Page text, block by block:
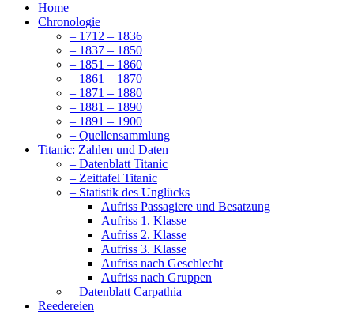
Home
Chronologie
– 1712 – 1836
– 1837 – 1850
– 1851 – 1860
– 1861 – 1870
– 1871 – 1880
– 1881 – 1890
– 1891 – 1900
– Quellensammlung
Titanic: Zahlen und Daten
– Datenblatt Titanic
– Zeittafel Titanic
– Statistik des Unglücks
Aufriss Passagiere und Besatzung
Aufriss 1. Klasse
Aufriss 2. Klasse
Aufriss 3. Klasse
Aufriss nach Geschlecht
Aufriss nach Gruppen
– Datenblatt Carpathia
Reedereien